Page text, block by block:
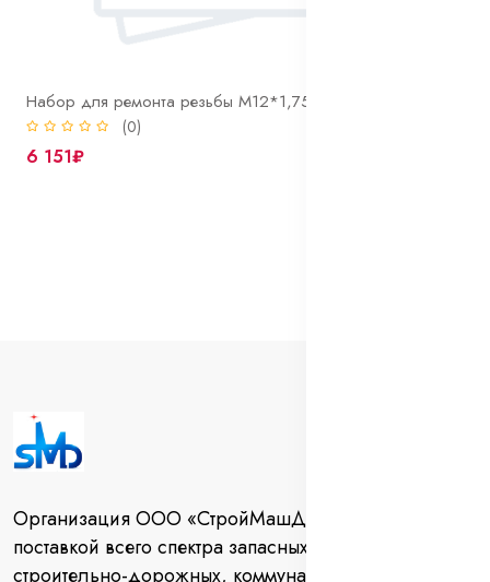
(0)
6 151₽
Организация ООО «СтройМашДеталь» занимается
поставкой всего спектра запасных частей для
строительно-дорожных, коммунальных машин и